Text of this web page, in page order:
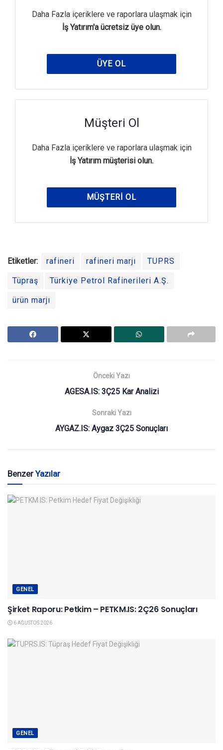
Daha Fazla içeriklere ve raporlara ulaşmak için
İş Yatırım'a ücretsiz üye olun.
ÜYE OL
Müşteri Ol
Daha Fazla içeriklere ve raporlara ulaşmak için
İş Yatırım müşterisi olun.
MÜŞTERI OL
Etiketler: rafineri rafineri marjı TUPRS
Tüpraş Türkiye Petrol Rafinerileri A.Ş.
ürün marjı
Önceki Yazı
AGESA.IS: 3Ç25 Kar Analizi
Sonraki Yazı
AYGAZ.IS: Aygaz 3Ç25 Sonuçları
BenzerYazılar
GENEL
Şirket Raporu: Petkim – PETKM.IS: 2Ç26 Sonuçları
6 AĞUSTOS 2026
GENEL